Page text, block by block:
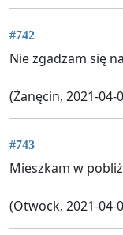
#742
Nie zgadzam się
(Żanęcin, 2021-04-
#743
Mieszkam w
(Otwock, 2021-04-